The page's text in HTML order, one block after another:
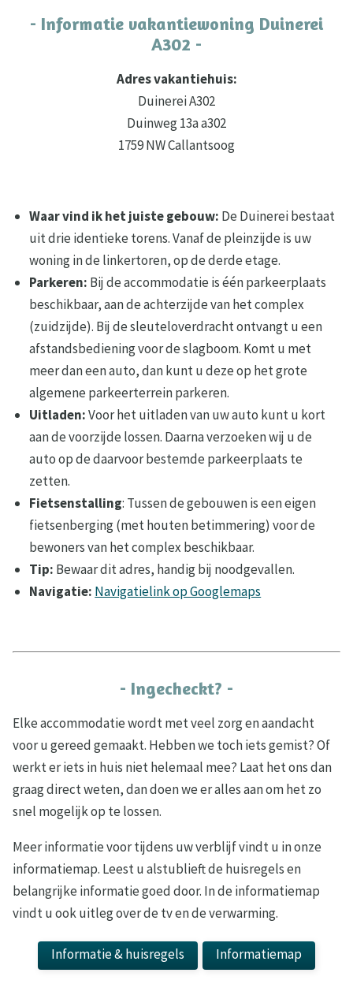
- Informatie vakantiewoning Duinerei
A302 -
Adres vakantiehuis:
Duinerei A302
Duinweg 13a a302
1759 NW Callantsoog
Waar vind ik het juiste gebouw: De Duinerei bestaat
uit drie identieke torens. Vanaf de pleinzijde is uw
woning in de linkertoren, op de derde etage.
Parkeren: Bij de accommodatie is één parkeerplaats
beschikbaar, aan de achterzijde van het complex
(zuidzijde). Bij de sleuteloverdracht ontvangt u een
afstandsbediening voor de slagboom. Komt u met
meer dan een auto, dan kunt u deze op het grote
algemene parkeerterrein parkeren.
Uitladen:Voor het uitladen van uw auto kunt u kort
aan de voorzijde lossen. Daarna verzoeken wij u de
auto op de daarvoor bestemde parkeerplaats te
zetten.
Fietsenstalling: Tussen de gebouwen is een eigen
fietsenberging (met houten betimmering) voor de
bewoners van het complex beschikbaar.
Tip: Bewaar dit adres, handig bij noodgevallen.
Navigatie: Navigatielink op Googlemaps
- Ingecheckt? -
Elke accommodatie wordt met veel zorg en aandacht
voor u gereed gemaakt. Hebben we toch iets gemist? Of
werkt er iets in huis niet helemaal mee? Laat het ons dan
graag direct weten, dan doen we er alles aan om het zo
snel mogelijk op te lossen.
Meer informatie voor tijdens uw verblijf vindt u in onze
informatiemap. Leest u alstublieft de huisregels en
belangrijke informatie goed door. In de informatiemap
vindt u ook uitleg over de tv en de verwarming.
Informatie & huisregels Informatiemap